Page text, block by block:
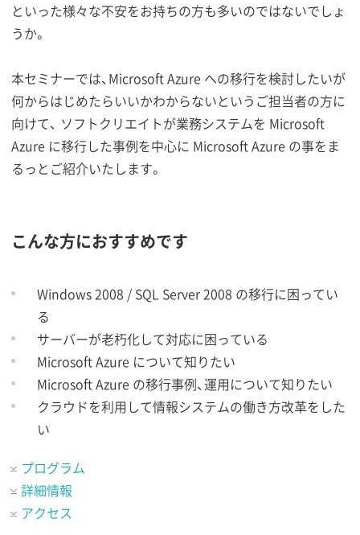
といった様々な不安をお持ちの方も多いのではないでしょ
うか。
本セミナーでは、Microsoft Azure への移行を検討したいが
何からはじめたらいいかわからないというご担当者の方に
向けて、 ソフトクリエイトが業務システムを Microsoft
Azure に移行した事例を中心に Microsoft Azure の事をま
るっとご紹介いたします。
こんな方におすすめです
Windows 2008 / SQL Server 2008 の移行に困ってい
る
サーバーが老朽化して対応に困っている
Microsoft Azure について知りたい
Microsoft Azure の移行事例、運用について知りたい
クラウドを利用して情報システムの働き方改革をした
い
プログラム
詳細情報
アクセス